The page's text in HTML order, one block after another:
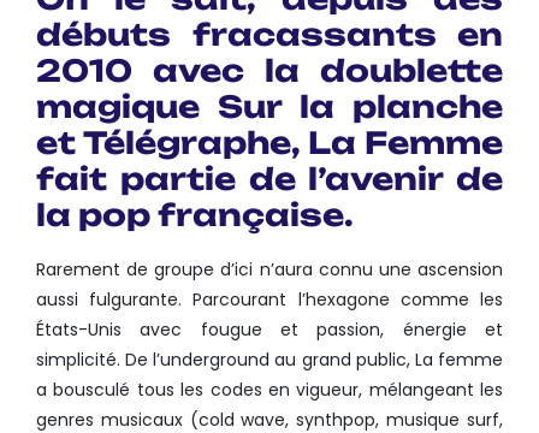
débuts fracassants en
2010 avec la doublette
magique Sur la planche
et Télégraphe, La Femme
fait partie de l’avenir de
la pop française.
Rarement de groupe d’ici n’aura connu une ascension
aussi fulgurante. Parcourant l’hexagone comme les
États-Unis avec fougue et passion, énergie et
simplicité. De l’underground au grand public, La femme
a bousculé tous les codes en vigueur, mélangeant les
genres musicaux (cold wave, synthpop, musique surf,